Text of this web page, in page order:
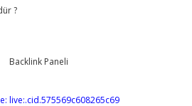
?
live:.cid.575569c608265c69